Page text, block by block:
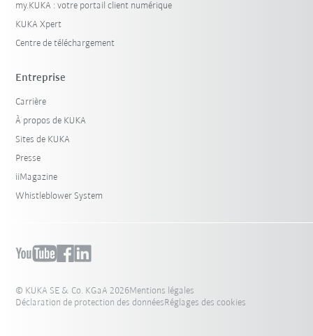
my.KUKA : votre portail client numérique
KUKA Xpert
Centre de téléchargement
Entreprise
Carrière
À propos de KUKA
Sites de KUKA
Presse
iiMagazine
Whistleblower System
© KUKA SE & Co. KGaA 2026Mentions légales
Déclaration de protection des donnéesRéglages des cookies